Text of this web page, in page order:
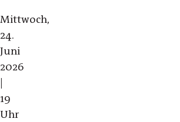
Mittwoch,
24.
Juni
2026
|
19
Uhr